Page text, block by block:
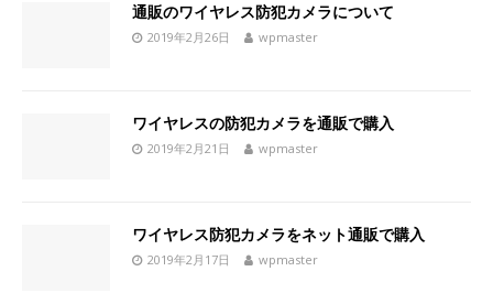
通販のワイヤレス防犯カメラについて
2019年2月26日 wpmaster
ワイヤレスの防犯カメラを通販で購入
2019年2月21日 wpmaster
ワイヤレス防犯カメラをネット通販で購入
2019年2月17日 wpmaster